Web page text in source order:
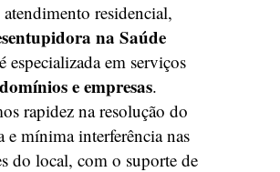
residencial,
na Saúde
especializada em serviços
e empresas.
rapidez na resolução do
e mínima interferência nas
do local, com o suporte de